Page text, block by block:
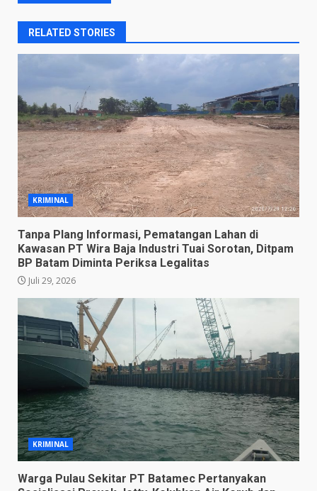
RELATED STORIES
KRIMINAL
Tanpa Plang Informasi, Pematangan Lahan di
Kawasan PT Wira Baja Industri Tuai Sorotan, Ditpam
BP Batam Diminta Periksa Legalitas
Juli 29, 2026
KRIMINAL
Warga Pulau Sekitar PT Batamec Pertanyakan